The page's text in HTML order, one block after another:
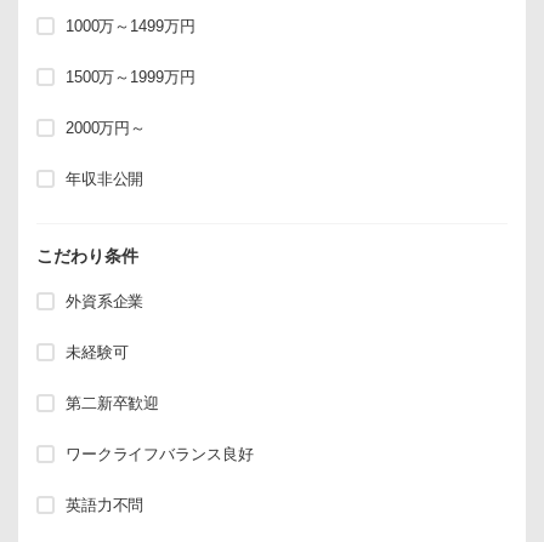
1000万～1499万円
1500万～1999万円
2000万円～
年収非公開
こだわり条件
外資系企業
未経験可
第二新卒歓迎
ワークライフバランス良好
英語力不問